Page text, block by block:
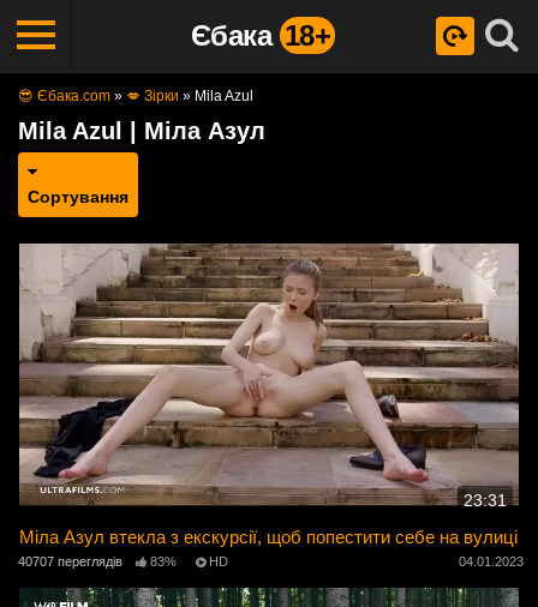
Єбака 18+
😎 Єбака.com » 💋 Зірки » Mila Azul
Mila Azul | Міла Азул
Сортування
23:31
Міла Азул втекла з екскурсії, щоб попестити себе на вулиці
40707 переглядів 83% HD 04.01.2023